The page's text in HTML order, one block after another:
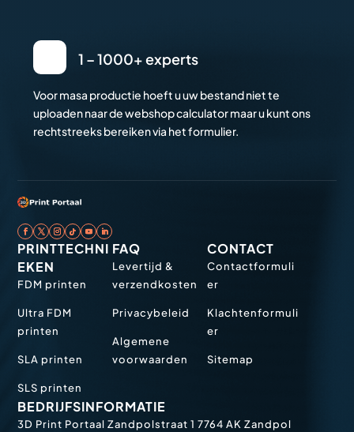
1 – 1000+ experts
Voor masa productie hoeft u uw bestand niet te
uploaden naar de webshop calculator maar u kunt ons
rechtstreeks bereiken via het formulier.
PRINTTECHNI
EKEN
FDM printen
Ultra FDM
printen
SLA printen
SLS printen
FAQ
Levertijd &
verzendkosten
Privacybeleid
Algemene
voorwaarden
CONTACT
Contactformuli
er
Klachtenformuli
er
Sitemap
BEDRIJFSINFORMATIE
3D Print Portaal Zandpolstraat 1 7764 AK Zandpol